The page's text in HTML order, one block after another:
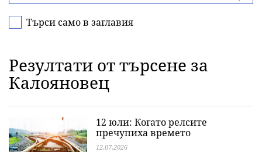
Търси само в заглавия
Резултати от търсене за
Калояновец
12 юли: Когато релсите
пречупиха времето
12.07.2026